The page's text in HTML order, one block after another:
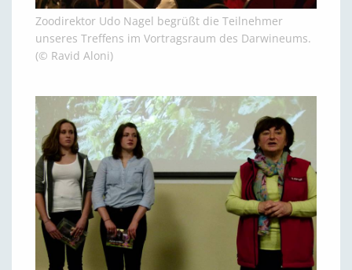
Zoodirektor Udo Nagel begrüßt die Teilnehmer
unseres Treffens im Vortragsraum des Darwineums.
(© Ravid Aloni)